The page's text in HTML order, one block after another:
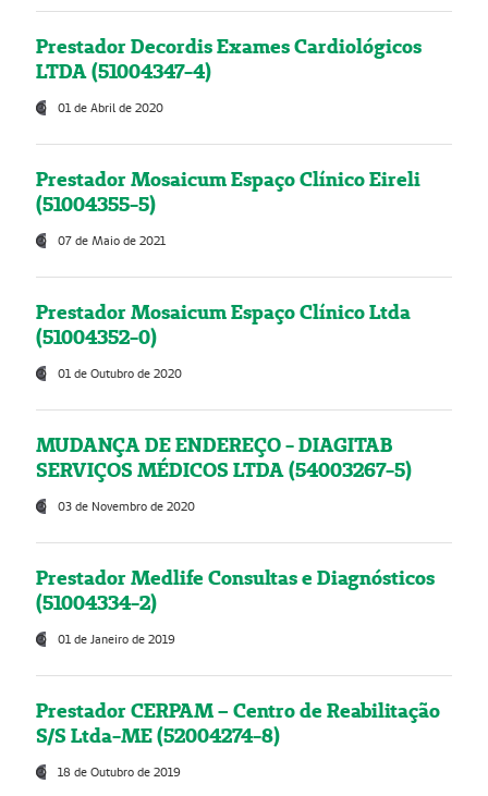
Prestador Decordis Exames Cardiológicos
LTDA (51004347-4)
01 de Abril de 2020
Prestador Mosaicum Espaço Clínico Eireli
(51004355-5)
07 de Maio de 2021
Prestador Mosaicum Espaço Clínico Ltda
(51004352-0)
01 de Outubro de 2020
MUDANÇA DE ENDEREÇO - DIAGITAB
SERVIÇOS MÉDICOS LTDA (54003267-5)
03 de Novembro de 2020
Prestador Medlife Consultas e Diagnósticos
(51004334-2)
01 de Janeiro de 2019
Prestador CERPAM – Centro de Reabilitação
S/S Ltda-ME (52004274-8)
18 de Outubro de 2019